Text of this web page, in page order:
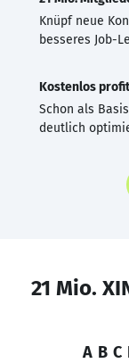
Knüpf neue
besseres Job-
Kostenlos
Schon als
deutlich
21 Mio.
A B C